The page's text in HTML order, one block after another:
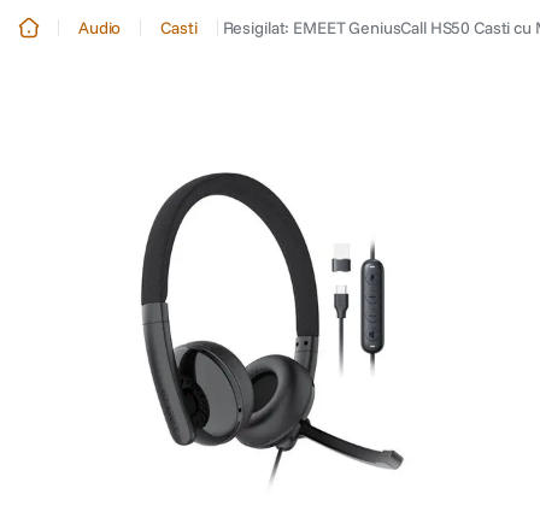
trepied telefon
peak design
canon sx740 hs
lavaliera
card memorie
Audio Casti Resigilat: EMEET GeniusCall HS50 Casti